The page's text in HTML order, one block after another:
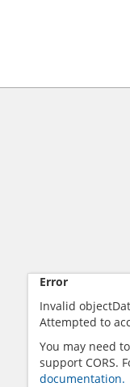
Error
Invalid
Attempted to
You may need
support CORS.
documentation.